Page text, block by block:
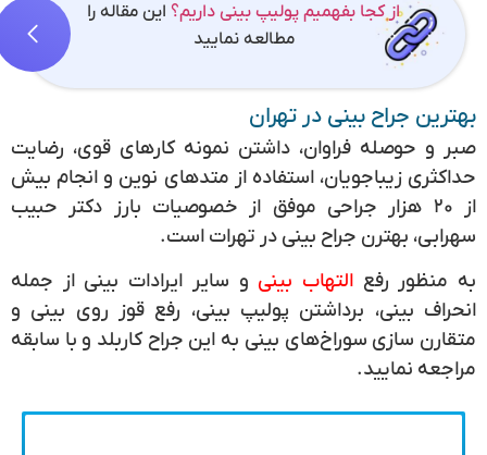
از کجا بفهمیم پولیپ بینی داریم؟این مقاله را
مطالعه نمایید
بهترین جراح بینی در تهران
صبر و حوصله فراوان، داشتن نمونه کارهای قوی، رضایت
حداکثری زیباجویان، استفاده از متدهای نوین و انجام بیش
از ۲۰ هزار جراحی موفق از خصوصیات بارز دکتر حبیب
سهرابی، بهترن جراح بینی در تهرات است.
به منظور رفع التهاب بینیو سایر ایرادات بینی از جمله
انحراف بینی، برداشتن پولیپ بینی، رفع قوز روی بینی و
متقارن سازی سوراخ‌های بینی به این جراح کاربلد و با سابقه
مراجعه نمایید.